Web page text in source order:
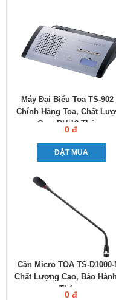
Máy Đại Biểu Toa TS-902
Chính Hãng Toa, Chất
Cao, BH 12 Tháng
0 đ
ĐẶT MUA
Cần Micro TOA TS-D1000-
Chất Lượng Cao, Bảo
Tháng
0 đ